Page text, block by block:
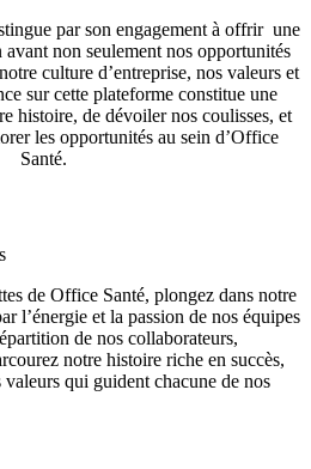
par son engagement à offrir une
non seulement nos opportunités
culture d’entreprise, nos valeurs et
sur cette plateforme constitue une
histoire, de dévoiler nos coulisses, et
les opportunités au sein d’Office
Santé.
de Office Santé, plongez dans notre
l’énergie et la passion de nos équipes
de nos collaborateurs,
notre histoire riche en succès,
qui guident chacune de nos